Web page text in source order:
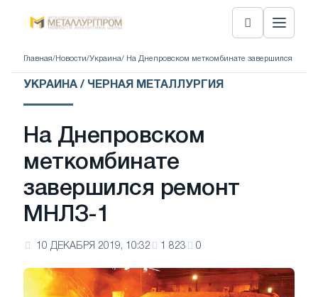
Главная/ Новости/Украина/ На Днепровском меткомбинате завершился
УКРАИНА / ЧЕРНАЯ МЕТАЛЛУРГИЯ
На Днепровском
меткомбинате
завершился ремонт
МНЛЗ-1
10 ДЕКАБРЯ 2019, 10:32 1 823 0